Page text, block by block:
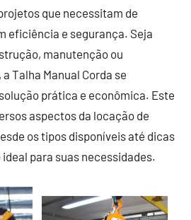
que necessitam de
eficiência e segurança. Seja
manutenção ou
Talha Manual Corda se
prática e econômica. Este
aspectos da locação de
os tipos disponíveis até dicas
para suas necessidades.